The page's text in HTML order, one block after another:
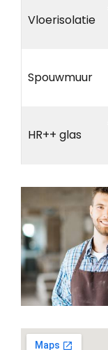
Vloerisolatie
Spouwmuur
HR++ glas